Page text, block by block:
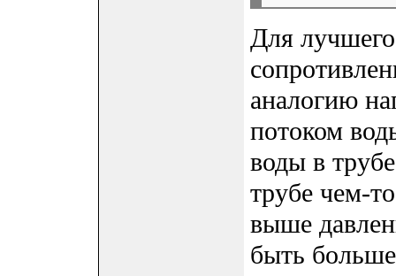
Для
аналогию
потоком
воды в
трубе чем-
выше
быть